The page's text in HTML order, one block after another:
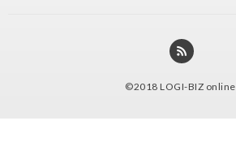
©2018 LOGI-BIZ online